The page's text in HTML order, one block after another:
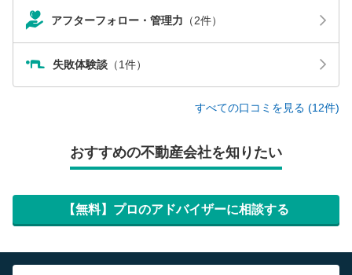
アフターフォロー・管理力 （2件）
失敗体験談 （1件）
すべての口コミを見る (12件)
おすすめの不動産会社を知りたい
【無料】プロのアドバイザーに相談する